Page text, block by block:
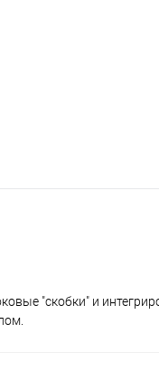
"скобки" и